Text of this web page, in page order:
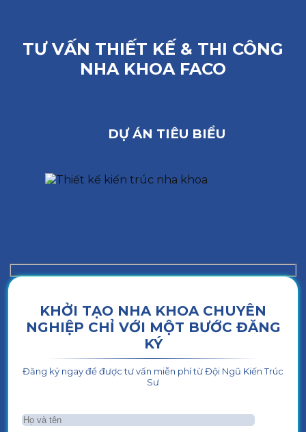
TƯ VẤN THIẾT KẾ & THI CÔNG
NHA KHOA FACO
DỰ ÁN TIÊU BIỂU
KHỞI TẠO NHA KHOA CHUYÊN
NGHIỆP CHỈ VỚI MỘT BƯỚC ĐĂNG
KÝ
Đăng ký ngay để được tư vấn miễn phí từ Đội Ngũ Kiến Trúc
Sư